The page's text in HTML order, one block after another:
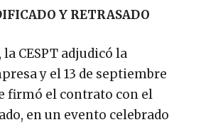
Y RETRASADO
la CESPT adjudicó la
y el 13 de septiembre
firmó el contrato con el
en un evento celebrado